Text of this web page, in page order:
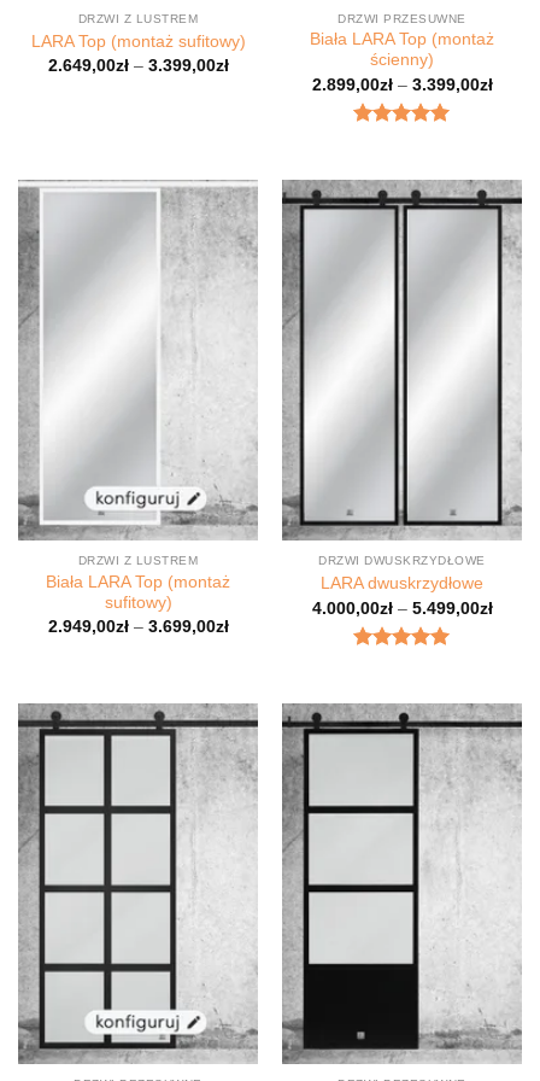
DRZWI Z LUSTREM
LARA Top (montaż sufitowy)
2.649,00zł– 3.399,00zł
DRZWI PRZESUWNE
Biała LARA Top (montaż
ścienny)
2.899,00zł– 3.399,00zł
DRZWI Z LUSTREM
Biała LARA Top (montaż
sufitowy)
2.949,00zł– 3.699,00zł
DRZWI DWUSKRZYDŁOWE
LARA dwuskrzydłowe
4.000,00zł– 5.499,00zł